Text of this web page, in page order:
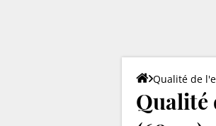
Qualité de
Qualité